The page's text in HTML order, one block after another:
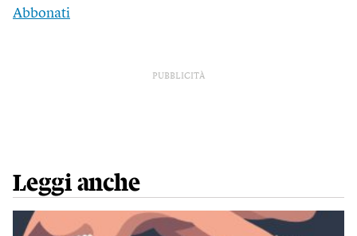
Abbonati
PUBBLICITÀ
Leggi anche